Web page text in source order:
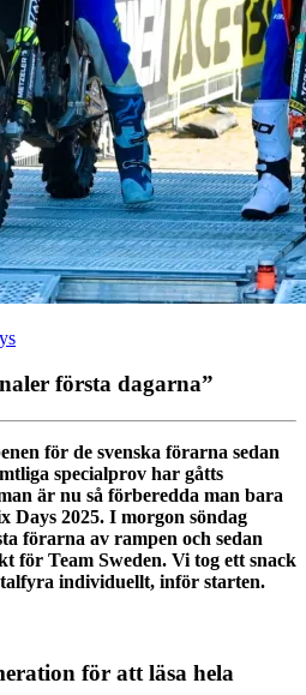
första dagarna”
för de svenska förarna sedan
specialprov har gåtts
är nu så förberedda man bara
Days 2025. I morgon söndag
förarna av rampen och sedan
för Team Sweden. Vi tog ett snack
individuellt, inför starten.
för att läsa hela